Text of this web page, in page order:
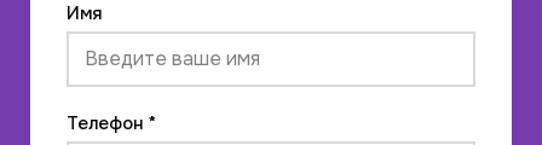
Имя
Телефон *